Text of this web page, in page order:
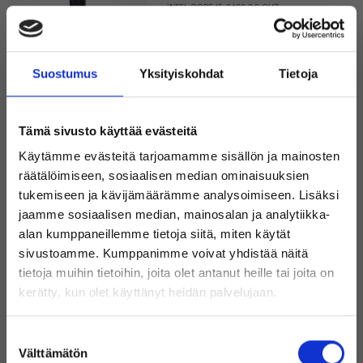
Suostumus Yksityiskohdat Tietoja
Tämä sivusto käyttää evästeitä
Käytämme evästeitä tarjoamamme sisällön ja mainosten
räätälöimiseen, sosiaalisen median ominaisuuksien
tukemiseen ja kävijämäärämme analysoimiseen. Lisäksi
jaamme sosiaalisen median, mainosalan ja analytiikka-
alan kumppaneillemme tietoja siitä, miten käytät
sivustoamme. Kumppanimme voivat yhdistää näitä
tietoja muihin tietoihin, joita olet antanut heille tai joita on
kerätty, kun olet käyttänyt heidän palvelujaan.
valinta
Välttämätön
INTEL CORE I5-9400 2.9 GHZ
259 € Sisältää alvin
Hyvä
INTEL CORE I5-9400 2.9 GHZ
240 GB SSD
309 € Sisältää alvin
Alle 10 varastossa
LENOVO THINKCENTRE M70Q G2
Tervetuloa Inregon verkkokauppaan!